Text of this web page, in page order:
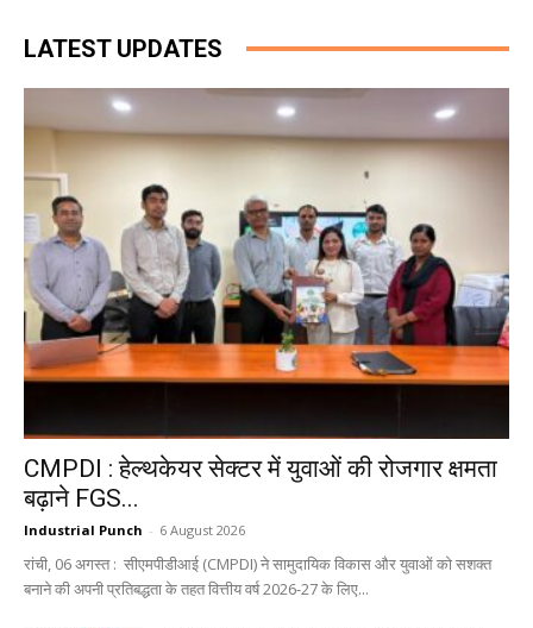
LATEST UPDATES
CMPDI : हेल्थकेयर सेक्टर में युवाओं की रोजगार क्षमता
बढ़ाने FGS...
Industrial Punch - 6 August 2026
रांची, 06 अगस्त : सीएमपीडीआई (CMPDI) ने सामुदायिक विकास और युवाओं को सशक्त
बनाने की अपनी प्रतिबद्धता के तहत वित्तीय वर्ष 2026-27 के लिए...